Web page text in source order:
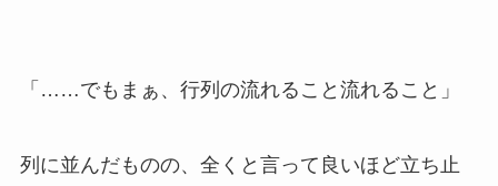
「……でもまぁ、行列の流れること流れること」
列に並んだものの、全くと言って良いほど立ち止